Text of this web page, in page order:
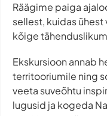
Räägime paiga
sellest, kuidas
kõige
Ekskursioon annab
territooriumile ning
veeta suveõhtu
lugusid ja kogeda